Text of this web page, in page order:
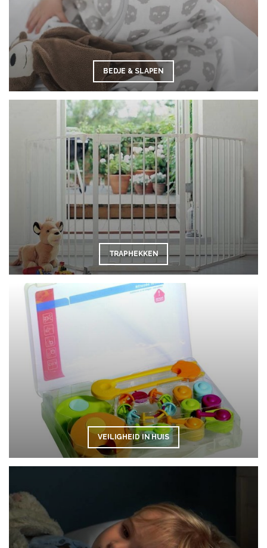
BEDJE & SLAPEN
TRAPHEKKEN
VEILIGHEID IN HUIS